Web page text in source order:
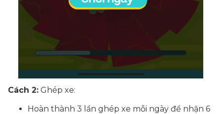
Cách 2: Ghép xe:
Hoàn thành 3 lần ghép xe mỗi ngày để nhận 6